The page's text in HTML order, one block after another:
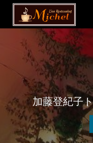
加藤登紀子